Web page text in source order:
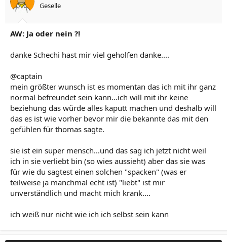
Geselle
AW: Ja oder nein ?!
danke Schechi hast mir viel geholfen danke....
@captain
mein größter wunsch ist es momentan das ich mit ihr ganz
normal befreundet sein kann...ich will mit ihr keine
beziehung das würde alles kaputt machen und deshalb will
das es ist wie vorher bevor mir die bekannte das mit den
gefühlen für thomas sagte.
sie ist ein super mensch...und das sag ich jetzt nicht weil
ich in sie verliebt bin (so wies aussieht) aber das sie was
für wie du sagtest einen solchen "spacken" (was er
teilweise ja manchmal echt ist) "liebt" ist mir
unverständlich und macht mich krank....
ich weiß nur nicht wie ich ich selbst sein kann